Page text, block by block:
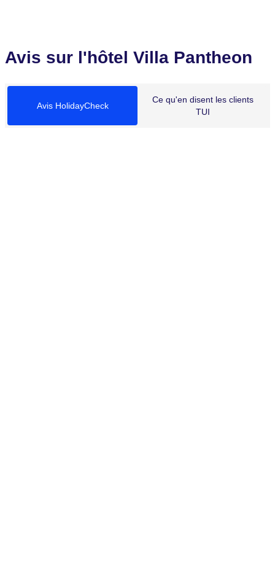
Avis sur l'hôtel Villa Pantheon
Avis HolidayCheck
Ce qu'en disent les clients
TUI